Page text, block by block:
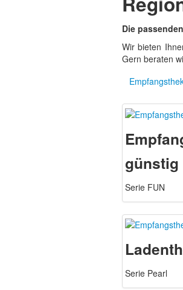
Die
Wir bieten
Gern beraten
günstig
Serie FUN
Serie Pearl